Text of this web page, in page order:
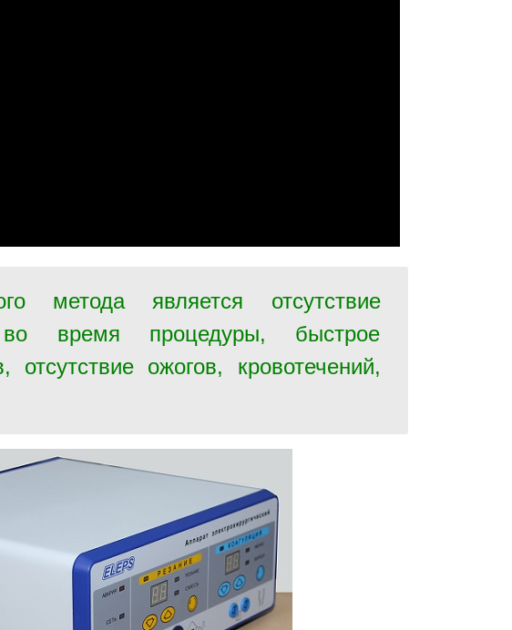
метода является отсутствие
время процедуры, быстрое
ожогов, кровотечений,